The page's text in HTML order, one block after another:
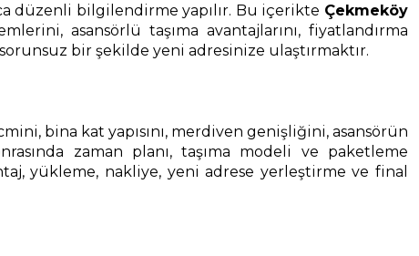
düzenli bilgilendirme yapılır. Bu içerikte Çekmeköy
asansörlü taşıma avantajlarını, fiyatlandırma
sorunsuz bir şekilde yeni adresinize ulaştırmaktır.
bina kat yapısını, merdiven genişliğini, asansörün
zaman planı, taşıma modeli ve paketleme
yükleme, nakliye, yeni adrese yerleştirme ve final